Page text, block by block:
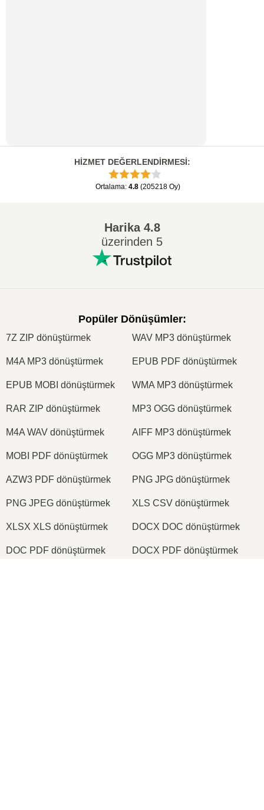
HİZMET DEĞERLENDİRMESİ:
Ortalama: 4.8 (205218 Oy)
Harika4.8
üzerinden 5
Popüler Dönüşümler:
7Z ZIP dönüştürmek WAV MP3 dönüştürmek
M4A MP3 dönüştürmek EPUB PDF dönüştürmek
EPUB MOBI dönüştürmek WMA MP3 dönüştürmek
RAR ZIP dönüştürmek MP3 OGG dönüştürmek
M4A WAV dönüştürmek AIFF MP3 dönüştürmek
MOBI PDF dönüştürmek OGG MP3 dönüştürmek
AZW3 PDF dönüştürmek PNG JPG dönüştürmek
PNG JPEG dönüştürmek XLS CSV dönüştürmek
XLSX XLS dönüştürmek DOCX DOC dönüştürmek
DOC PDF dönüştürmek DOCX PDF dönüştürmek